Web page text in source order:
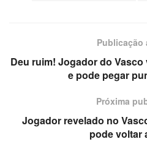
Publicação
Deu ruim! Jogador do
e pode pegar
Próxima
Jogador revelado no
pode voltar